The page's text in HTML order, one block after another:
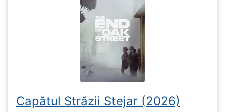
Capătul Străzii Stejar (2026)